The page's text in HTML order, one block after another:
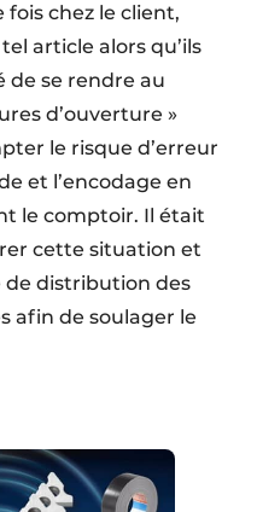
chez le client,
article alors qu’ils
de se rendre au
d’ouverture »
le risque d’erreur
et l’encodage en
le comptoir. Il était
cette situation et
de distribution des
afin de soulager le